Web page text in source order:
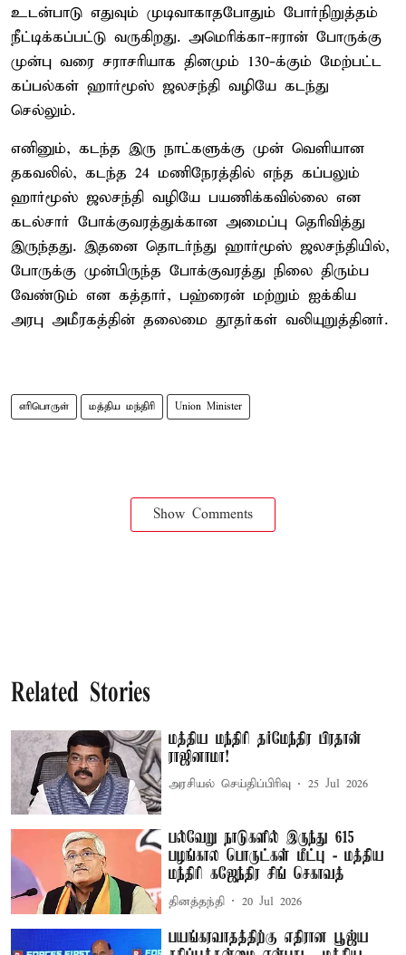
உடன்பாடு எதுவும் முடிவாகாதபோதும் போர்நிறுத்தம்
நீட்டிக்கப்பட்டு வருகிறது. அமெரிக்கா-ஈரான் போருக்கு
முன்பு வரை சராசரியாக தினமும் 130-க்கும் மேற்பட்ட
கப்பல்கள் ஹார்மூஸ் ஜலசந்தி வழியே கடந்து
செல்லும்.
எனினும், கடந்த இரு நாட்களுக்கு முன் வெளியான
தகவலில், கடந்த 24 மணிநேரத்தில் எந்த கப்பலும்
ஹார்மூஸ் ஜலசந்தி வழியே பயணிக்கவில்லை என
கடல்சார் போக்குவரத்துக்கான அமைப்பு தெரிவித்து
இருந்தது. இதனை தொடர்ந்து ஹார்மூஸ் ஜலசந்தியில்,
போருக்கு முன்பிருந்த போக்குவரத்து நிலை திரும்ப
வேண்டும் என கத்தார், பஹ்ரைன் மற்றும் ஐக்கிய
அரபு அமீரகத்தின் தலைமை தூதர்கள் வலியுறுத்தினர்.
எரிபொருள் மத்திய மந்திரி Union Minister
Show Comments
Related Stories
மத்திய மந்திரி தர்மேந்திர பிரதான்
ராஜினாமா!
அரசியல் செய்திப்பிரிவு 25 Jul 2026
பல்வேறு நாடுகளில் இருந்து 615
பழங்கால பொருட்கள் மீட்பு - மத்திய
மந்திரி கஜேந்திர சிங் செகாவத்
தினத்தந்தி 20 Jul 2026
பயங்கரவாதத்திற்கு எதிரான பூஜ்ய